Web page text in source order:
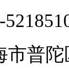
市普